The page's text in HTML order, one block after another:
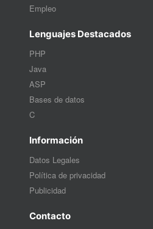
Empleo
Lenguajes Destacados
PHP
Java
ASP
Bases de datos
C
Información
Datos Legales
Política de privacidad
Publicidad
Contacto